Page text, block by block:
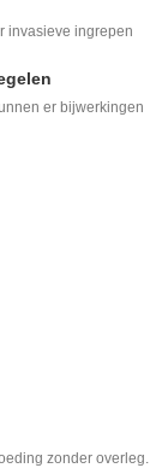
invasieve ingrepen
er bijwerkingen
zonder overleg.